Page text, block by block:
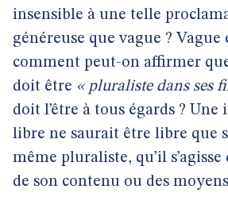
insensible à une telle
généreuse que vague ?
comment peut-on affirmer
doit être « pluraliste dans ses
doit l’être à tous égards ?
libre ne saurait être libre que
même pluraliste, qu’il s’agisse
de son contenu ou des